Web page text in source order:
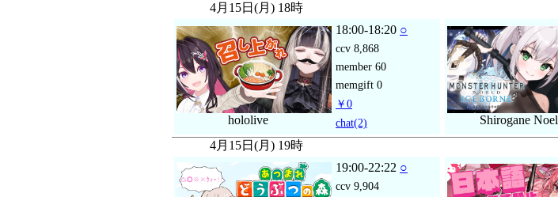
4月15日(月) 18時
hololive
18:00-18:20 ○
ccv 8,868
member 60
memgift 0
￥0
chat(2) Shirogane Noel
4月15日(月) 19時
19:00-22:22 ○
ccv 9,904